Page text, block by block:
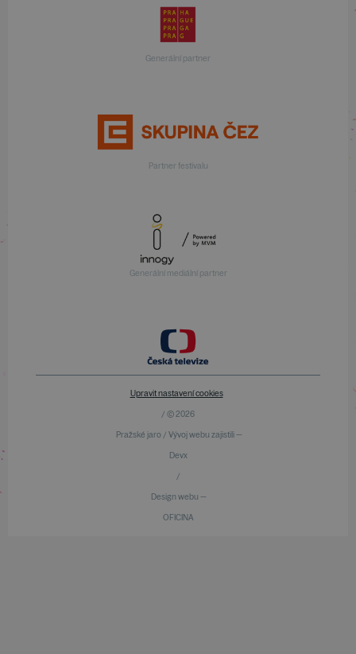
Generální partner
Partner festivalu
Generální mediální partner
Upravit nastavení cookies
/ © 2026
Pražské jaro / Vývoj webu zajistili —
Devx
/
Design webu —
OFICINA